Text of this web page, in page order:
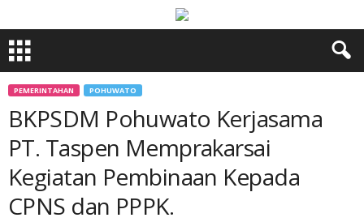
PEMERINTAHAN POHUWATO
BKPSDM Pohuwato Kerjasama
PT. Taspen Memprakarsai
Kegiatan Pembinaan Kepada
CPNS dan PPPK.